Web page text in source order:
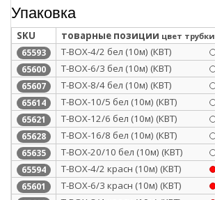
Упаковка
SKU товарные позиции цвет трубки
65593 Т-BOX-4/2 бел (10м) (КВТ)
65600 Т-BOX-6/3 бел (10м) (КВТ)
65607 Т-BOX-8/4 бел (10м) (КВТ)
65614 Т-BOX-10/5 бел (10м) (КВТ)
65621 Т-BOX-12/6 бел (10м) (КВТ)
65628 Т-BOX-16/8 бел (10м) (КВТ)
65635 Т-BOX-20/10 бел (10м) (КВТ)
65594 Т-BOX-4/2 красн (10м) (КВТ)
65601 Т-BOX-6/3 красн (10м) (КВТ)